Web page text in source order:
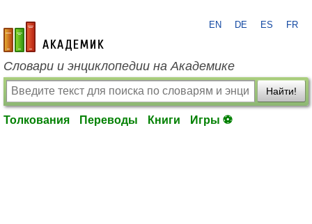
academic.ru
EN DE ES FR
Словари и энциклопедии на Академике
Найти!
Толкования Переводы Книги Игры ⚽